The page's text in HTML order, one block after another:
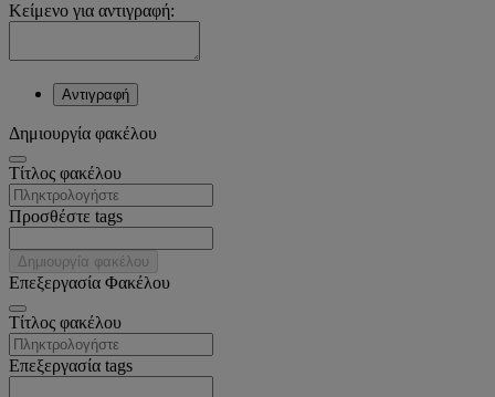
Κείμενο για αντιγραφή:
Αντιγραφή
Δημιουργία φακέλου
Tίτλος φακέλου
Προσθέστε tags
Δημιουργία φακέλου
Επεξεργασία Φακέλου
Tίτλος φακέλου
Επεξεργασία tags